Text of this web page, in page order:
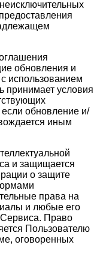
обновления и
использованием
принимает условия
обновление и/
иным
и защищается
о защите
права на
и любые его
Право
Пользователю
оговоренных